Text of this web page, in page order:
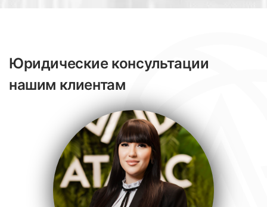
Юридические консультации
нашим клиентам